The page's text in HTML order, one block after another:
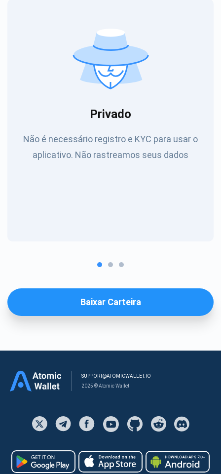
Privado
Não é necessário registro e KYC para usar o
aplicativo. Não rastreamos seus dados
Baixar Carteira
SUPPORT@ATOMICWALLET.IO
2025 © Atomic Wallet